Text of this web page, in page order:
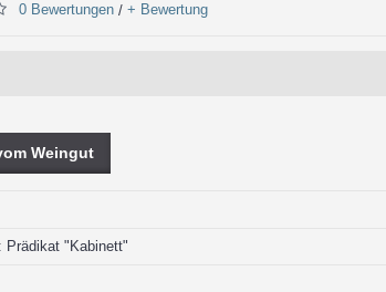
0 Bewertungen / + Bewertung
Weingut
Prädikat "Kabinett"